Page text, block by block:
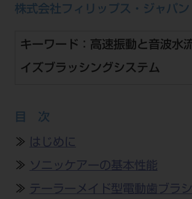
株式会社フィリップス・ジャパン
キーワード：高速振動と音波水
イズブラッシングシステム
目 次
≫
はじめに
≫
ソニッケアーの基本性能
≫ テーラーメイド型電動歯ブラシ
院内ネットワーク関連
ディーラー向けシステム関連
CADデータ
添付文書の電子化
オンラインカタログ InternetDO
モリタ友の会のご案内
モリタ友の会無料会員登録
モリタに対するご意見・お問い
ご開業に関するお問い合わせ
お客様の声への取り組み
BLOG
Q&A
修理・メンテナンス等
Webセミナー
モリタ関連イベント
Start Up チェック
衛生士会員
無料会員のご案内
ログイン
よくわかる高齢者歯科
支店・営業所
支店営業所
公式SNS一覧
ビバリーくんLINEスタンプ
ショールーム
北海道
Dental Plaza Tokyo
Dental Plaza Tokyo